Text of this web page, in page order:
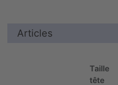
Articles
Taille
tête